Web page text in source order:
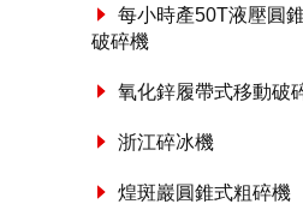
每小時產50T液壓圓
破碎機
氧化鋅履帶式移動破
浙江碎冰機
煌斑巖圓錐式粗碎機